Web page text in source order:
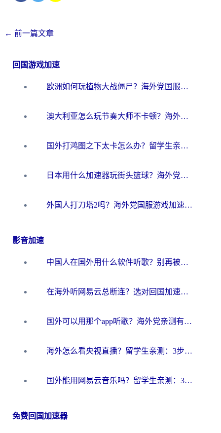
← 前一篇文章
回国游戏加速
欧洲如何玩植物大战僵尸？海外党国服游戏加速避坑指南（附实测对比）
澳大利亚怎么玩节奏大师不卡顿？海外党国服游戏加速终极指南
国外打鸿图之下太卡怎么办？留学生亲测有效的国服游戏加速方案
日本用什么加速器玩街头篮球？海外党国服游戏不卡顿的终极攻略
外国人打刀塔2吗？海外党国服游戏加速避坑全攻略
影音加速
中国人在国外用什么软件听歌？别再被地域限制卡脖子，这篇教你轻松解锁国内音乐库
在海外听网易云总断连？选对回国加速器，告别地区限制和卡顿
国外可以用那个app听歌？海外党亲测有效的回国加速方案，轻松听国内音乐听书
海外怎么看央视直播？留学生亲测：3步解决版权限制+追剧自由
国外能用网易云音乐吗？留学生亲测：3步解决海外听歌难题
免费回国加速器